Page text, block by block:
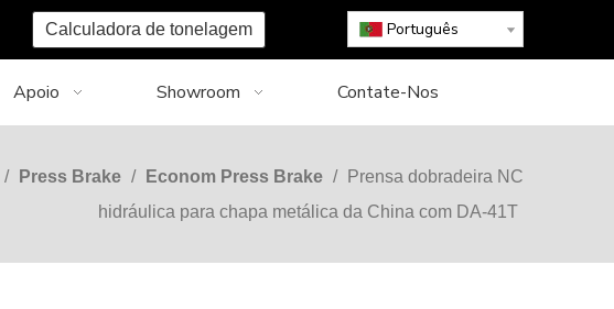
Calculadora de tonelagem Português
Apoio Showroom Contate-Nos
/ Press Brake / Econom Press Brake /
Prensa dobradeira NC
hidráulica para chapa metálica da China com DA-41T